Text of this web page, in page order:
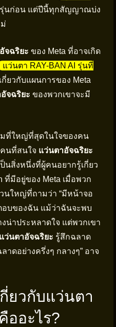
นก่อน แต่ปีนี้ทุกสัญญาณบ่ง
จฉริยะ ของ Meta ที่อาจเกิด
แว่นตา RAY-BAN AI รุ่นที่
ยวกับแผนการของ Meta
จฉริยะ ของพวกเขาจะมี
มที่ใหญ่ที่สุดในใจของคน
นที่สนใจ แว่นตาอัจฉริยะ
สิ่งหนึ่งที่ผู้คนอยากรู้เกี่ยว
ที่มีอยู่ของ Meta เมื่อพวก
นใหญ่ที่ถามว่า “มีหน้าจอ
อบของฉัน แม้ว่าฉันจะพบ
น่าประหลาดใจ แต่พวกเขา
แว่นตาอัจฉริยะ รู้สึกฉลาด
าดอย่างครึ่งๆ กลางๆ” อาจ
ยวกับแว่นตา
ออะไร?